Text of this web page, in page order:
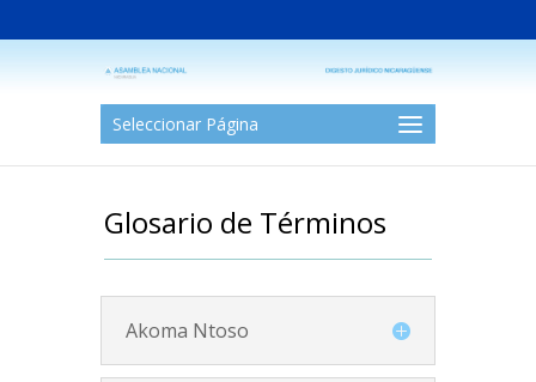
Seleccionar Página
Glosario de Términos
Akoma Ntoso